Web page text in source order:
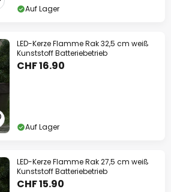
Auf Lager
LED-Kerze Flamme Rak 32,5 cm weiß
Kunststoff Batteriebetrieb
CHF 16.90
Auf Lager
LED-Kerze Flamme Rak 27,5 cm weiß
Kunststoff Batteriebetrieb
CHF 15.90